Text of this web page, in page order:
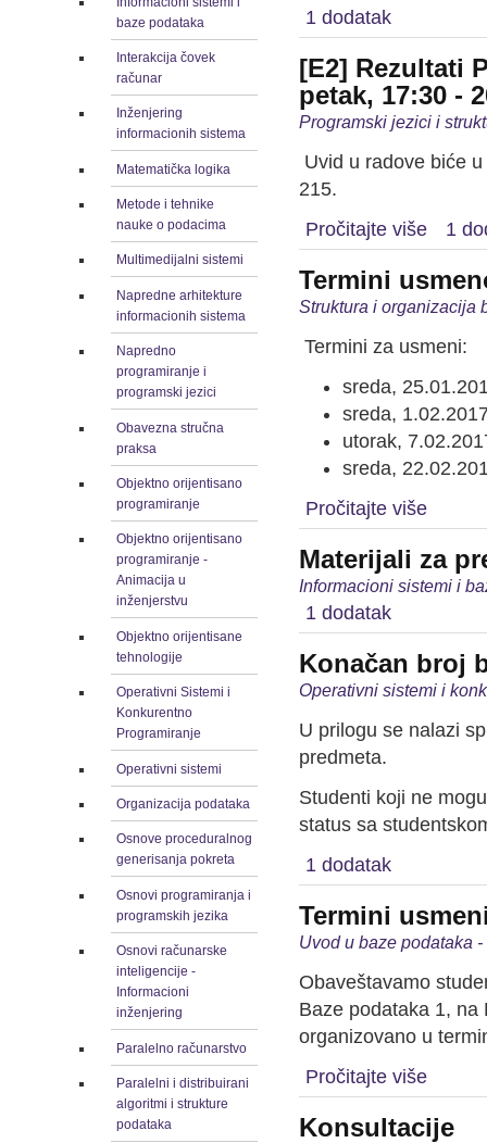
baze podataka
Interakcija čovek
računar
Inženjering
informacionih sistema
Matematička logika
Metode i tehnike
nauke o podacima
Multimedijalni sistemi
Napredne arhitekture
informacionih sistema
Napredno
programiranje i
programski jezici
Obavezna stručna
praksa
Objektno orijentisano
programiranje
Objektno orijentisano
programiranje -
Animacija u
inženjerstvu
Objektno orijentisane
tehnologije
Operativni Sistemi i
Konkurentno
Programiranje
Operativni sistemi
Organizacija podataka
Osnove proceduralnog
generisanja pokreta
Osnovi programiranja i
programskih jezika
Osnovi računarske
inteligencije -
Informacioni
inženjering
Paralelno računarstvo
Paralelni i distribuirani
algoritmi i strukture
podataka
1 dodatak
[E2] Rezultati
petak, 17:30 -
Programski jezici i
Uvid u radove biće
215.
Pročitajte više
1
Termini
Struktura i organizacija
Termini za usmeni:
sreda,
sreda,
utorak,
sreda,
Pročitajte više
Materijali za
Informacioni sistemi i
1 dodatak
Konačan broj
Operativni sistemi i
U prilogu se nalazi
predmeta.
Studenti koji ne
status sa
1 dodatak
Termini
Uvod u baze podataka
Obaveštavamo
Baze podataka 1, na
organizovano u
Pročitajte više
Konsultacije